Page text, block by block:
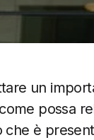
un
possa
è